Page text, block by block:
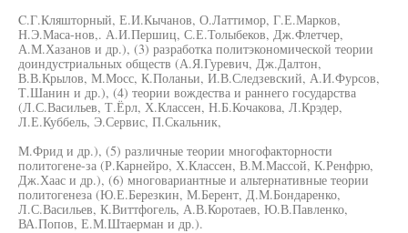
C.Г.Кляшторный, Е.И.Кычанов, О.Латтимор, Г.Е.Марков,
Н.Э.Маса-нов,. А.И.Першиц, С.Е.Толыбеков, Дж.Флетчер,
А.М.Хазанов и др.), (3) разработка политэкономической теории
доиндустриальных обществ (А.Я.Гуревич, Дж.Далтон,
В.В.Крылов, М.Мосс, К.Поланьи, И.В.Следзевский, А.И.Фурсов,
Т.Шанин и др.), (4) теории вождества и раннего государства
(Л.С.Васильев, Т.Ёрл, Х.Классен, Н.Б.Кочакова, Л.Крэдер,
Л.Е.Куббель, Э.Сервис, П.Скальник,
М.Фрид и др.), (5) различные теории многофакторности
политогене-за (Р.Карнейро, Х.Классен, В.М.Массой, К.Ренфрю,
Дж.Хаас и др.), (6) многовариантные и альтернативные теории
политогенеза (Ю.Е.Березкин, М.Берент, Д.М.Бондаренко,
Л.С.Васильев, К.Виттфогель, А.В.Коротаев, Ю.В.Павленко,
ВА.Попов, Е.М.Штаерман и др.).